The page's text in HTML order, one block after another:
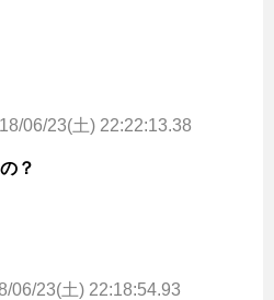
06/23(土) 22:22:13.38
？
06/23(土) 22:18:54.93